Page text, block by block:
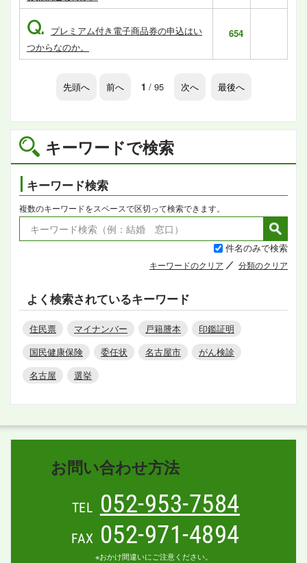
キーワードで検索
キーワード検索
複数のキーワードをスペースで区切って検索できます。
件名のみで検索
キーワードのクリア 分類のクリア
よく検索されているキーワード
住民票 マイナンバー 戸籍謄本
印鑑証明
国民健康保険
委任状 名古屋市
がん検診
名古屋
選挙
Q. プレミアム付き電子商品券の申込はい
つからなのか。
654
先頭へ 前へ 1 / 95 次へ 最後へ
お問い合わせ方法
TEL 052-953-7584
FAX 052-971-4894
※おかけ間違いにご注意ください。